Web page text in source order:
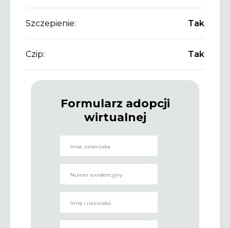
Szczepienie: Tak
Czip: Tak
Formularz adopcji
wirtualnej